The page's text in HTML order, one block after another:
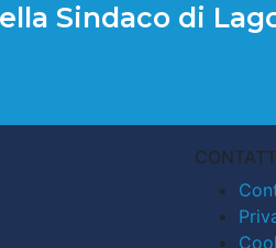
Sindaco di